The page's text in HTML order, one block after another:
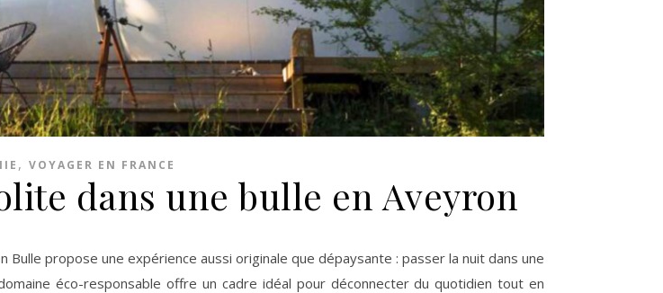
, VOYAGER EN FRANCE
dans une bulle en Aveyron
éco-responsable offre un cadre idéal pour déconnecter du quotidien tout en